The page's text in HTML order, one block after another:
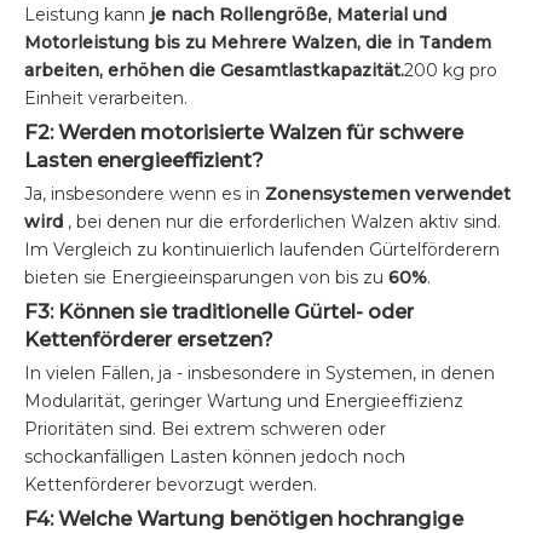
Leistung kann je nach Rollengröße, Material und
Motorleistung bis zu Mehrere Walzen, die in Tandem
arbeiten, erhöhen die Gesamtlastkapazität.200 kg pro
Einheit verarbeiten.
F2: Werden motorisierte Walzen für schwere
Lasten energieeffizient?
Ja, insbesondere wenn es in Zonensystemen verwendet
wird , bei denen nur die erforderlichen Walzen aktiv sind.
Im Vergleich zu kontinuierlich laufenden Gürtelförderern
bieten sie Energieeinsparungen von bis zu 60%.
F3: Können sie traditionelle Gürtel- oder
Kettenförderer ersetzen?
In vielen Fällen, ja - insbesondere in Systemen, in denen
Modularität, geringer Wartung und Energieeffizienz
Prioritäten sind. Bei extrem schweren oder
schockanfälligen Lasten können jedoch noch
Kettenförderer bevorzugt werden.
F4: Welche Wartung benötigen hochrangige